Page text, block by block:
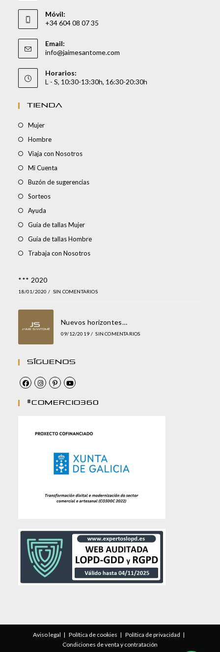
Móvil:
+34 604 08 07 35
Email:
info@jaimesantome.com
Horarios:
L - S, 10:30-13:30h, 16:30-20:30h
TIENDA
Mujer
Hombre
Viaja con Nosotros
Mi Cuenta
Buzón de sugerencias
Sorteos
Ayuda
Guía de tallas Mujer
Guía de tallas Hombre
Trabaja con Nosotros
*** 2020
18/01/2020 / SIN COMENTARIOS
Nuevos horizontes…
09/12/2019 / SIN COMENTARIOS
Síguenos
#comercio360
Aviso legal Política de cookies
Política de privacidad
Condiciones de venta y contratación